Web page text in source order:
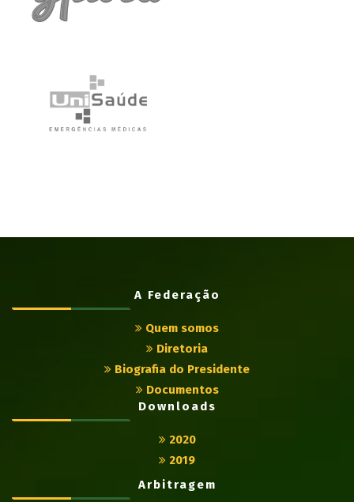
A Federação
Quem somos
Diretoria
Biografia do Presidente
Documentos
Downloads
2020
2019
Arbitragem